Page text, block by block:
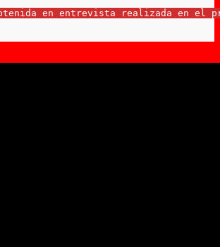
en entrevista realizada en el